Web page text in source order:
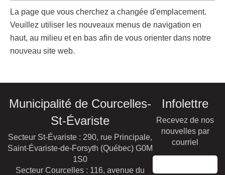
La page que vous cherchez a changée d'emplacement.
Veuillez utiliser les nouveaux menus de navigation en
haut, au milieu et en bas afin de vous orienter dans notre
nouveau site web.
Municipalité de Courcelles-
St-Évariste
Secteur St-Évariste : 290, rue Principale,
Saint-Évariste-de-Forsyth (Québec) G0M
1S0
Secteur Courcelles : 116, avenue du
Infolettre
Recevez de nos
nouvelles par
courriel